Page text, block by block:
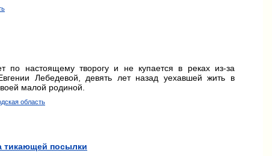
по настоящему творогу и не купается в реках из-за
Лебедевой, девять лет назад уехавшей жить в
малой родиной.
область
тикающей посылки